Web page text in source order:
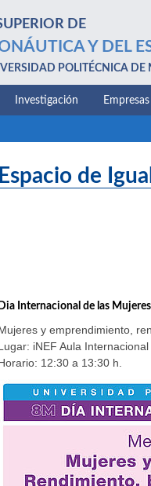
DE
Y DEL
POLITÉCNICA DE
Investigación Empresas
Espacio de
Dia Internacional de las Mujeres
y emprendimiento,
iNEF Aula Internacional
12:30 a 13:30 h.